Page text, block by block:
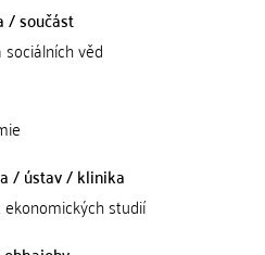
/ součást
sociálních věd
/ ústav / klinika
studií